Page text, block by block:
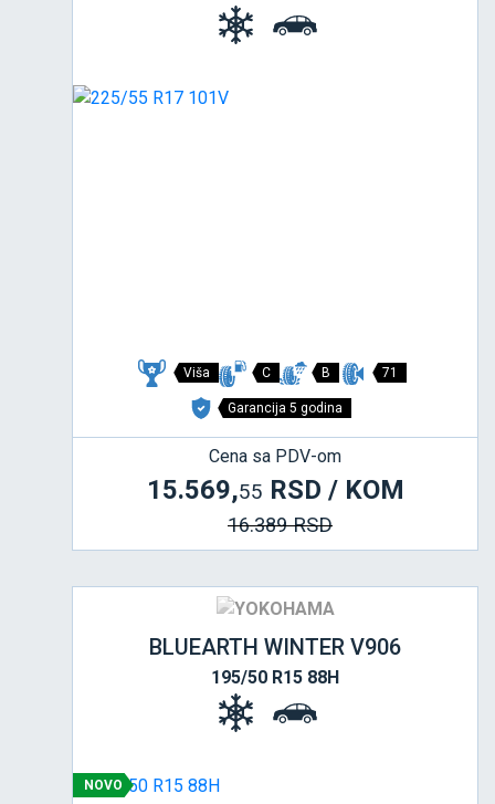
Viša C B 71
Garancija 5 godina
Cena sa PDV-om
15.569,55 RSD / KOM
16.389 RSD
BLUEARTH WINTER V906
195/50 R15 88H
NOVO